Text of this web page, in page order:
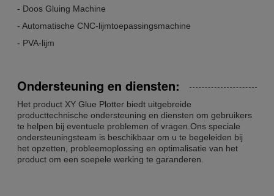
- Doos Gluing Machine
- Automatische CNC-lijmtoepassingsmachine
- PVA-lijm
Ondersteuning en diensten:
Het product XY Glue Plotter biedt uitgebreide
producttechnische ondersteuning en diensten om gebruikers
te helpen bij eventuele problemen of vragen.Ons speciale
ondersteuningsteam is beschikbaar om u te begeleiden bij
het opzetten, probleemoplossing en optimalisatie van het
product om een soepele werking te garanderen.